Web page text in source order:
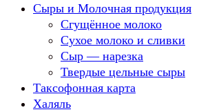
Сыры и Молочная продукция
Сгущённое молоко
Сухое молоко и сливки
Сыр — нарезка
Твердые цельные сыры
Таксофонная карта
Халяль